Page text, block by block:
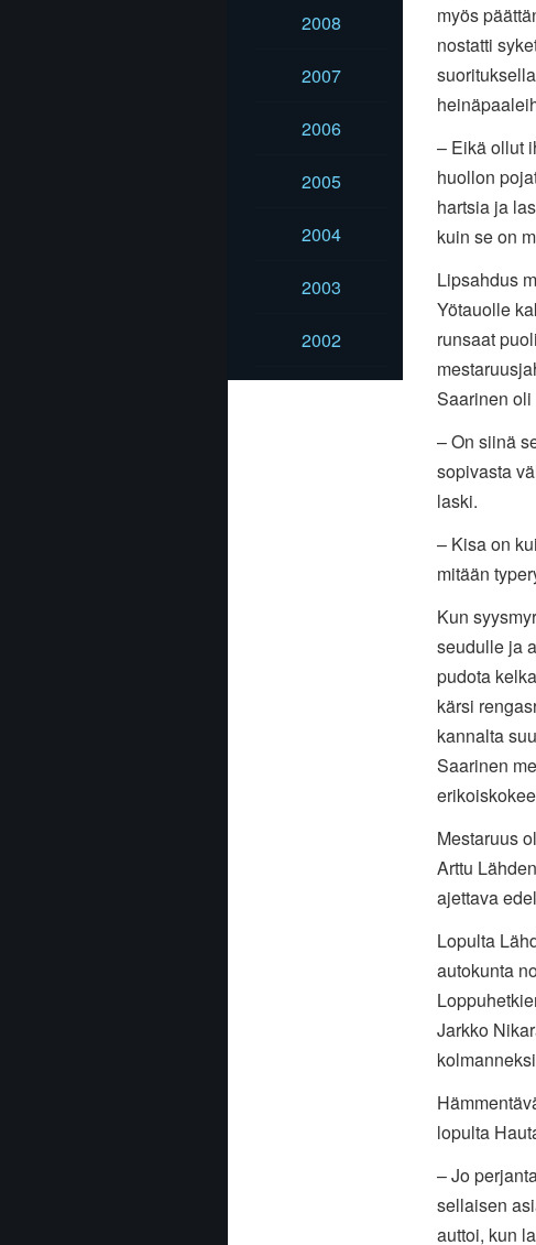
2008
2007
2006
2005
2004
2003
2002
myös
nostatti
– Eikä ollut
huollon
hartsia ja
kuin se on
Lipsahdus
Yötauolle
runsaat
Saarinen
– On siinä
sopivasta
laski.
– Kisa on
mitään
Kun
seudulle ja
pudota
kärsi
kannalta
Saarinen
Mestaruus
Arttu
ajettava
Lopulta
autokunta
Jarkko
lopulta
– Jo
sellaisen
auttoi, kun